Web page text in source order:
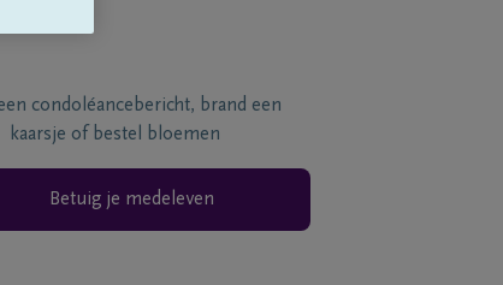
condoléancebericht, brand een
kaarsje of bestel bloemen
Betuig je medeleven